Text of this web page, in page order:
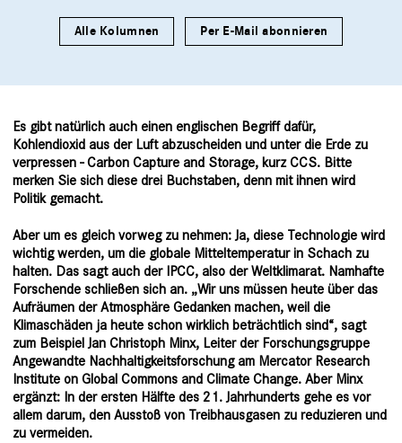
Alle Kolumnen Per E-Mail abonnieren
Es gibt natürlich auch einen englischen Begriff dafür,
Kohlendioxid aus der Luft abzuscheiden und unter die Erde zu
verpressen - Carbon Capture and Storage, kurz CCS. Bitte
merken Sie sich diese drei Buchstaben, denn mit ihnen wird
Politik gemacht.
Aber um es gleich vorweg zu nehmen: Ja, diese Technologie wird
wichtig werden, um die globale Mitteltemperatur in Schach zu
halten. Das sagt auch der IPCC, also der Weltklimarat. Namhafte
Forschende schließen sich an. „Wir uns müssen heute über das
Aufräumen der Atmosphäre Gedanken machen, weil die
Klimaschäden ja heute schon wirklich beträchtlich sind“, sagt
zum Beispiel Jan Christoph Minx, Leiter der Forschungsgruppe
Angewandte Nachhaltigkeitsforschung am Mercator Research
Institute on Global Commons and Climate Change. Aber Minx
ergänzt: In der ersten Hälfte des 21. Jahrhunderts gehe es vor
allem darum, den Ausstoß von Treibhausgasen zu reduzieren und
zu vermeiden.